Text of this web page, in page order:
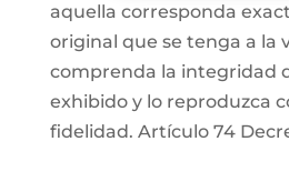
aquella corresponda
original que se tenga a la
comprenda la integridad
exhibido y lo reproduzca
fidelidad. Artículo 74